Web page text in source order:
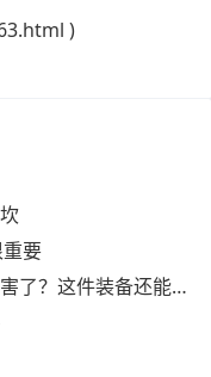
)
要
装备还能增加烈火伤害